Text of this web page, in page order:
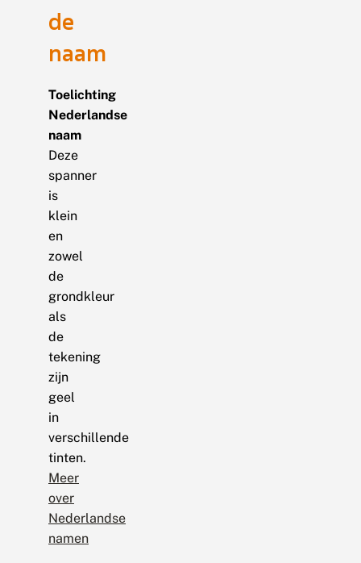
de
naam
Toelichting
Nederlandse
naam
Deze
spanner
is
klein
en
zowel
de
grondkleur
als
de
tekening
zijn
geel
in
verschillende
tinten.
Meer
over
Nederlandse
namen